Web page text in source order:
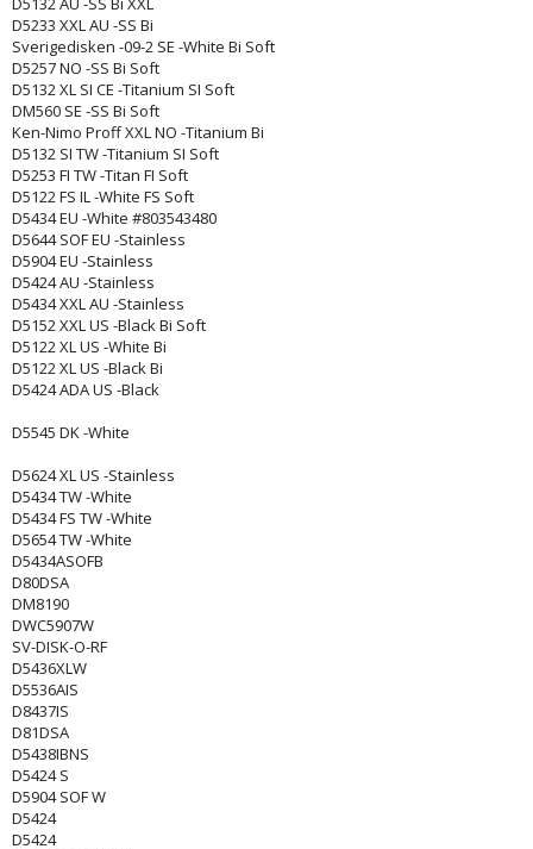
D5233 XXL AU -SS Bi
Sverigedisken -09-2 SE -White Bi Soft
D5257 NO -SS Bi Soft
D5132 XL SI CE -Titanium SI Soft
DM560 SE -SS Bi Soft
Ken-Nimo Proff XXL NO -Titanium Bi
D5132 SI TW -Titanium SI Soft
D5253 FI TW -Titan FI Soft
D5122 FS IL -White FS Soft
D5434 EU -White #803543480
D5644 SOF EU -Stainless
D5904 EU -Stainless
D5424 AU -Stainless
D5434 XXL AU -Stainless
D5152 XXL US -Black Bi Soft
D5122 XL US -White Bi
D5122 XL US -Black Bi
D5424 ADA US -Black
D5545 DK -White
D5624 XL US -Stainless
D5434 TW -White
D5434 FS TW -White
D5654 TW -White
D5434ASOFB
D80DSA
DM8190
DWC5907W
SV-DISK-O-RF
D5436XLW
D5536AIS
D8437IS
D81DSA
D5438IBNS
D5424 S
D5904 SOF W
D5424
D5424